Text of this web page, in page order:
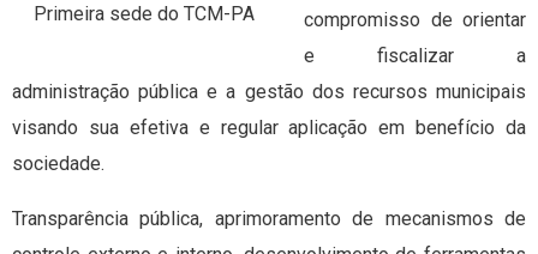
Primeira sede do TCM-PA
compromisso de orientar
e fiscalizar a
administração pública e a gestão dos recursos municipais
visando sua efetiva e regular aplicação em benefício da
sociedade.
Transparência pública, aprimoramento de mecanismos de